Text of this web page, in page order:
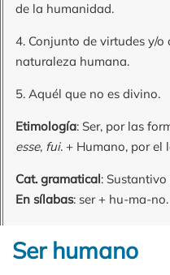
de la humanidad.
4. Conjunto de virtudes y/
naturaleza humana.
5. Aquél que no es divino.
Etimología: Ser, por las
esse, fui. + Humano, por el
Cat. gramatical: Sustantivo
En sílabas: ser + hu-ma-no.
Ser humano